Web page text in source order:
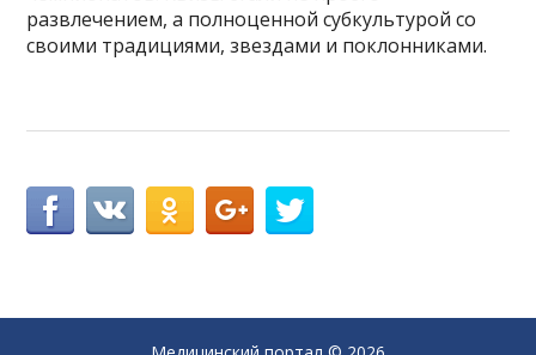
развлечением, а полноценной субкультурой со
своими традициями, звездами и поклонниками.